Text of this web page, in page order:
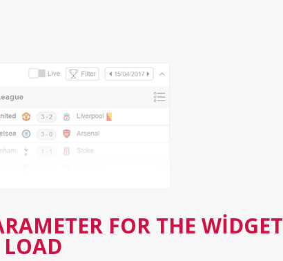
FOR THE WIDGET
LOAD